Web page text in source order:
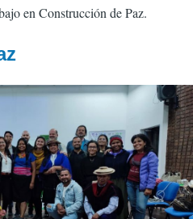
en Construcción de Paz.